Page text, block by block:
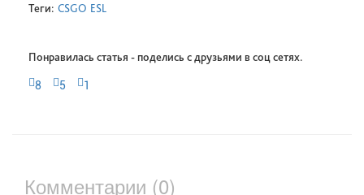
Теги: CSGO ESL
Понравилась статья - поделись с друзьями в соц сетях.
8 5 1
Комментарии (0)